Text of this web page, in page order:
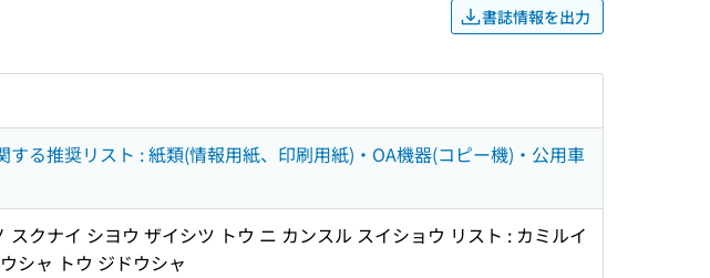
書誌情報を出力
る推奨リスト : 紙類(情報用紙、印刷用紙)・OA機器(コピー機)・公用車
クナイ シヨウ ザイシツ トウ ニ カンスル スイショウ リスト : カミルイ
シャ トウ ジドウシャ